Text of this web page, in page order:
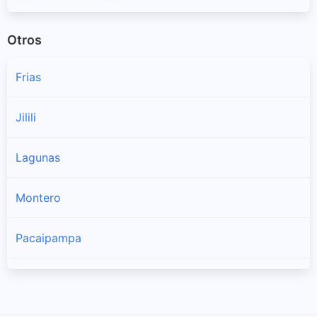
Otros
Frias
Jilili
Lagunas
Montero
Pacaipampa